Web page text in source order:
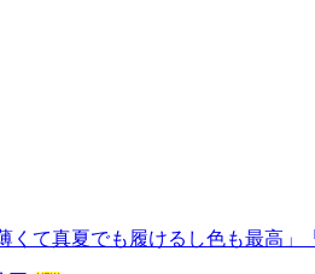
て真夏でも履けるし色も最高」